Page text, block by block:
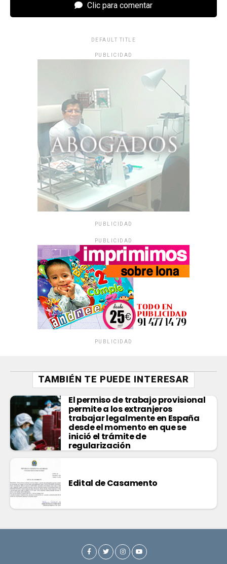
Clic para comentar
DEFAULT TITLE
PUBLICIDAD
PUBLICIDAD
PUBLICIDAD
PUBLICIDAD
TAMBIÉN TE PUEDE INTERESAR
El permiso de trabajo provisional
permite a los extranjeros
trabajar legalmente en España
desde el momento en que se
inició el trámite de
regularización
Edital de Casamento